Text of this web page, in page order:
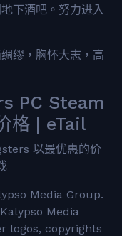
下酒吧。努力进入
缪，胸怀大志，高
PC Steam
格 | eTail
以最优惠的价
Media Group.
Media
logos, copyrights